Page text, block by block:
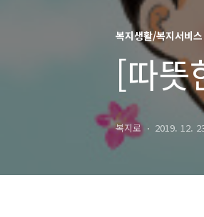
복지생활/복지서비
[따뜻
복지로 2019. 12.